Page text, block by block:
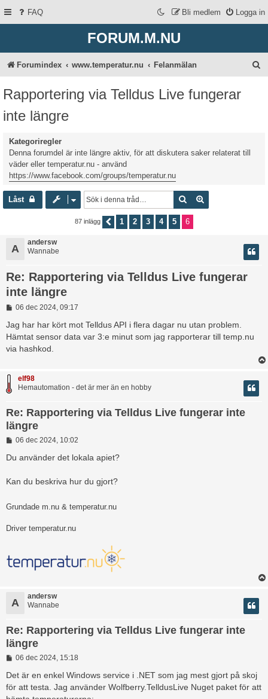
FAQ Logga in
Bli medlem
FORUM.M.NU
Forumindex www.temperatur.nu Felanmälan
Rapportering via Telldus Live fungerar
inte längre
Kategoriregler
Denna forumdel är inte längre aktiv, för att diskutera saker relaterat till
väder eller temperatur.nu - använd
https://www.facebook.com/groups/temperatur.nu
Låst Sök
87 inlägg Föregående
1 2 3 4 5 6
A
andersw
Wannabe
Re: Rapportering via Telldus Live fungerar
inte längre
l
ä
g
g
06 dec 2024, 09:17
Jag har har kört mot Telldus API i flera dagar nu utan problem.
Hämtat sensor data var 3:e minut som jag rapporterar till temp.nu
via hashkod.
elf98
Hemautomation - det är mer än en hobby
Re: Rapportering via Telldus Live fungerar inte
längre
l
g
06 dec 2024, 10:02
Du använder det lokala apiet?
Kan du beskriva hur du gjort?
Grundade m.nu & temperatur.nu
Driver temperatur.nu
A
andersw
Wannabe
Re: Rapportering via Telldus Live fungerar inte
längre
l
g
06 dec 2024, 15:18
Det är en enkel Windows service i .NET som jag mest gjort på skoj
för att testa. Jag använder Wolfberry.TelldusLive Nuget paket för att